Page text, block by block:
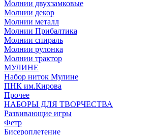
Молнии двухзамковые
Молнии декор
Молнии металл
Молнии Прибалтика
Молнии спираль
Молнии рулонка
Молнии трактор
МУЛИНЕ
Набор ниток Мулине
ПНК им.Кирова
Прочее
НАБОРЫ ДЛЯ ТВОРЧЕСТВА
Развивающие игры
Фетр
Бисероплетение